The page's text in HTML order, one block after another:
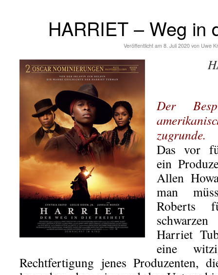
HARRIET – Weg in
Veröffentlicht am 8. Juli 2020 von Uwe
Der
zugrunde.
Das vor
ein
Allen
man
Roberts
Harriet
eine
Rechtfertigung jenes Produzenten,